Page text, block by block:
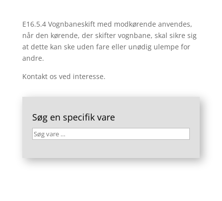
E16.5.4 Vognbaneskift med modkørende anvendes,
når den kørende, der skifter vognbane, skal sikre sig
at dette kan ske uden fare eller unødig ulempe for
andre.
Kontakt os ved interesse.
Søg en specifik vare
Søg
…